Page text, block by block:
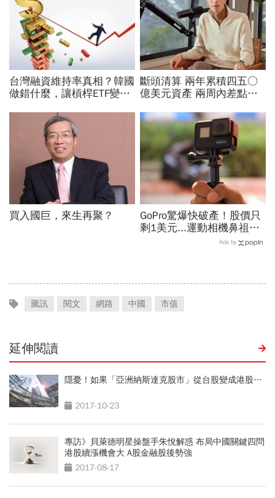
台灣融資維持率真相？韓國
做錯什麼，讓槓桿ETF變風
斷頭清算 兩年累積四五○
億美元資產 兩周內差點全
速慘賠啟示
買入國巨，來生再聚？
GoPro驚爆快破產！股價只
剩1美元...運動相機鼻祖為
何摔落神壇？公司曝致命一
Ads by
騰訊 閱文 網路 中國 市值
延伸閱讀
隱憂！如果「亞洲納斯達克股市」從台股變成港股…
2017-10-23
專訪》貝萊德明星操盤手朱悅解惑 布局中國關鍵四問
港股續漲機會大 A股金融股後勢強
2017-08-17